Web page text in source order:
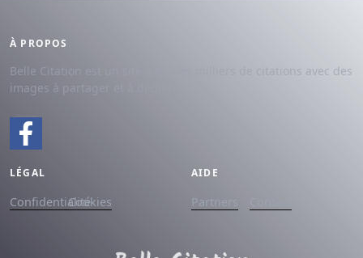
À PROPOS
Belle Citation est un site avec des milliers de citations avec des
images à partager et à dédier.
LÉGAL
ConfidentialitéCookies
AIDE
Partners